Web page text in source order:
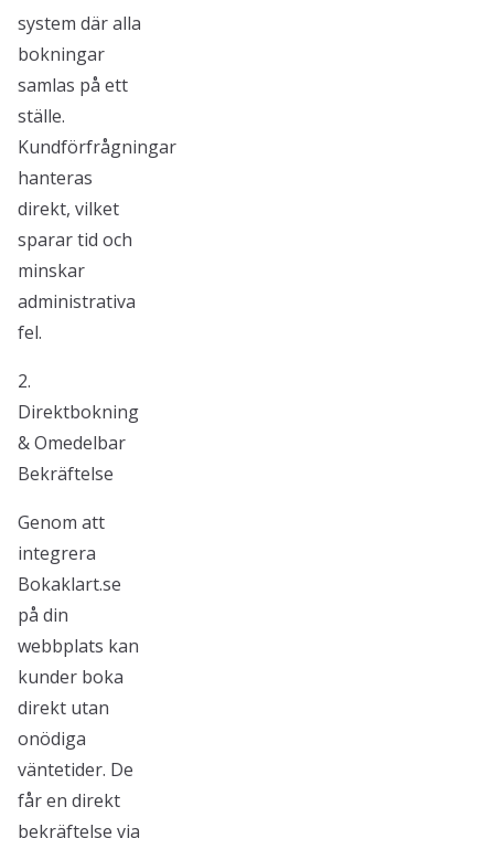
system där alla
bokningar
samlas på ett
ställe.
Kundförfrågningar
hanteras
direkt, vilket
sparar tid och
minskar
administrativa
fel.
2.
Direktbokning
& Omedelbar
Bekräftelse
Genom att
integrera
Bokaklart.se
på din
webbplats kan
kunder boka
direkt utan
onödiga
väntetider. De
får en direkt
bekräftelse via